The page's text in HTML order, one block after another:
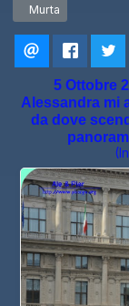
Articolo
Murta
5 Ottobre
Alessandra mi
da dove